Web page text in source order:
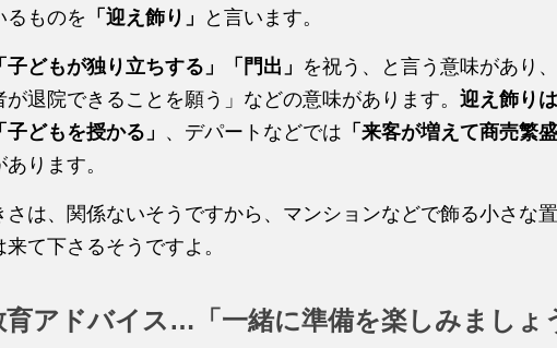
るものを 「迎え飾り」 と言います。
子どもが独り立ちする」「門出」 を祝う、と言う意味があり
が退院できることを願う」などの意味があります。 迎え飾り
どもを授かる」 、デパートなどでは 「来客が増えて商売繁盛
ります。
さは、関係ないそうですから、マンションなどで飾る小さな
来て下さるそうですよ。
育アドバイス…「一緒に準備を楽しみましょ